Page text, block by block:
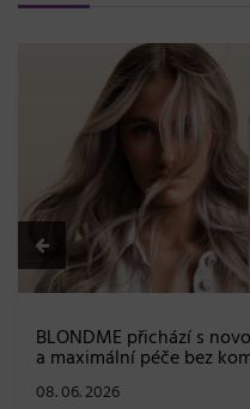
BLONDME přichází s
a maximální péče bez
08. 06. 2026